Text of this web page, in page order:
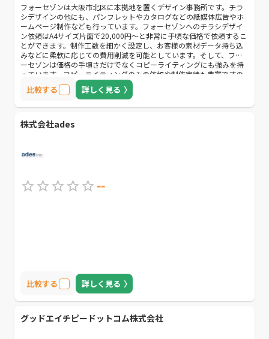
フォーセゾンは大阪市北区に本拠地を置くデザイン事務所です。チラ
シデザインの他にも、パンフレットやカタログなどの紙媒体広告やホ
ームページ制作なども行っています。フォーセゾンへのチラシデザイ
ン依頼はA4サイズ片面で20,000円〜と非常に手頃な価格で依頼するこ
とができます。制作工数を細かく設定し、お客様の素材データ持ち込
みなどに柔軟に応じての費用削減を可能としています。そして、フォ
ーセゾンは価格の手頃さだけでなくコピーライティングにも強みを持
っています。コピーライティングのみの依頼や制作実績も豊富ですの
で、コピーライティングを重視している方におすすめの会社です。
比較する 詳しく見る
株式会社ades
--
比較する 詳しく見る
グッドエイチピードットコム株式会社